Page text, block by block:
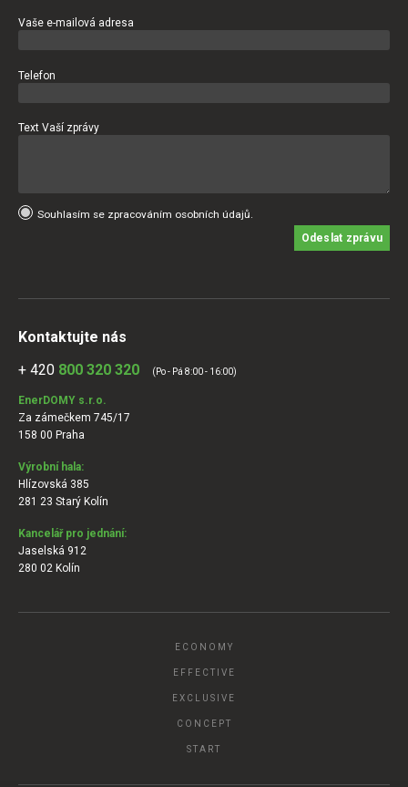
Vaše e-mailová adresa
Telefon
Text Vaší zprávy
Souhlasím se zpracováním osobních údajů.
Odeslat zprávu
Kontaktujte nás
+ 420 800 320 320 (Po - Pá 8:00 - 16:00)
EnerDOMY s.r.o.
Za zámečkem 745/17
158 00 Praha
Výrobní hala:
Hlízovská 385
281 23 Starý Kolín
Kancelář pro jednání:
Jaselská 912
280 02 Kolín
ECONOMY
EFFECTIVE
EXCLUSIVE
CONCEPT
START